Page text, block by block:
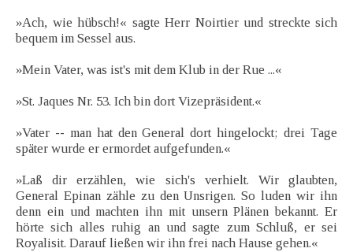
»Ach, wie hübsch!« sagte Herr Noirtier und streckte sich
bequem im Sessel aus.
»Mein Vater, was ist's mit dem Klub in der Rue ...«
»St. Jaques Nr. 53. Ich bin dort Vizepräsident.«
»Vater -- man hat den General dort hingelockt; drei Tage
später wurde er ermordet aufgefunden.«
»Laß dir erzählen, wie sich's verhielt. Wir glaubten,
General Epinan zähle zu den Unsrigen. So luden wir ihn
denn ein und machten ihn mit unsern Plänen bekannt. Er
hörte sich alles ruhig an und sagte zum Schluß, er sei
Royalisit. Darauf ließen wir ihn frei nach Hause gehen.«